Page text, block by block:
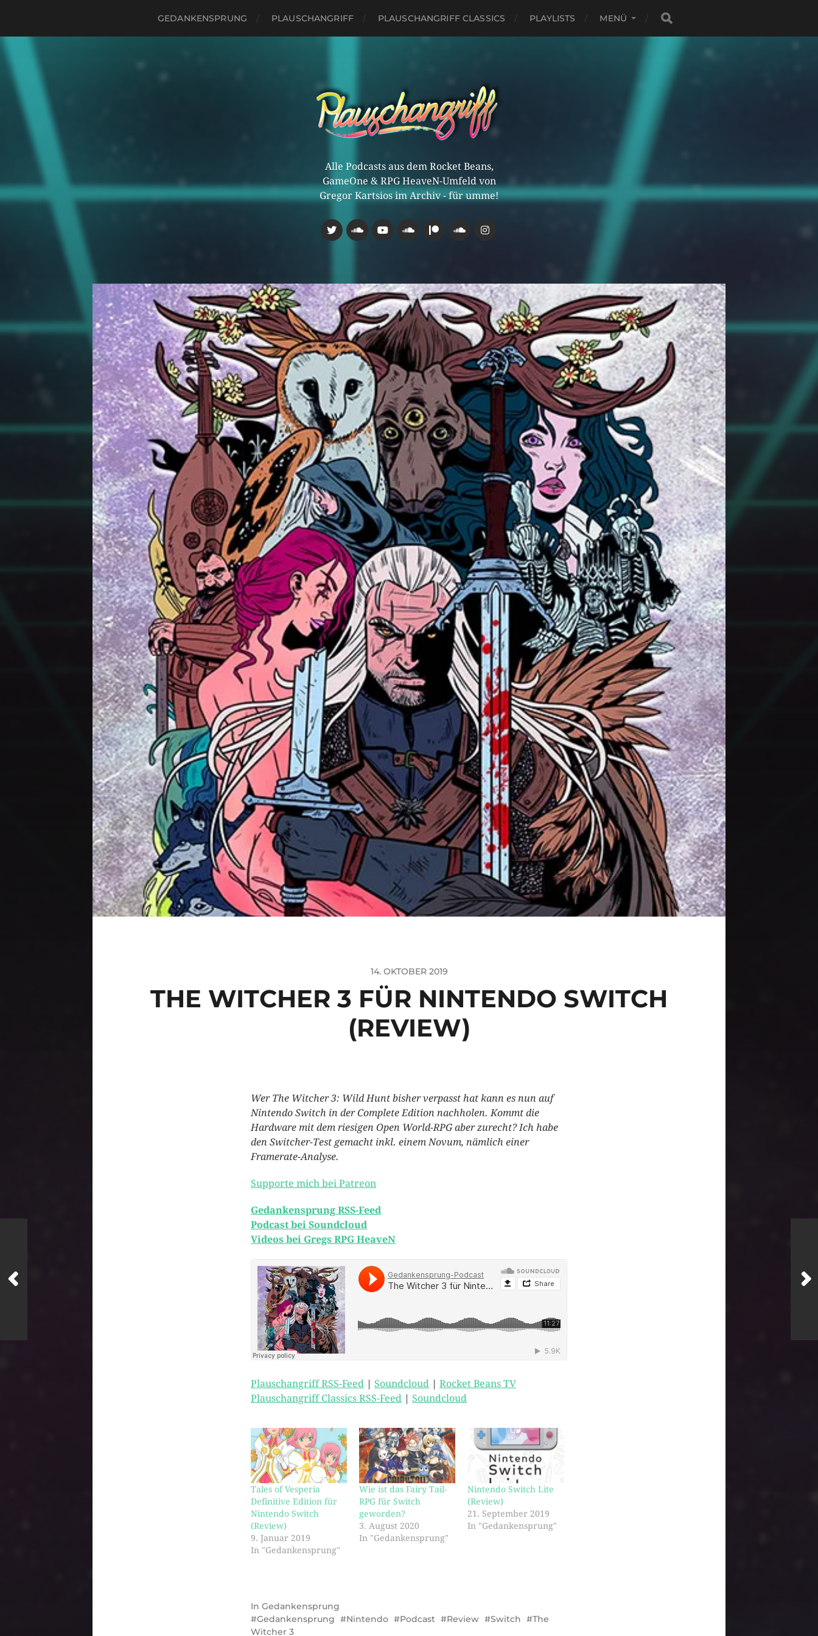
GEDANKENSPRUNG PLAUSCHANGRIFF PLAUSCHANGRIFF CLASSICS PLAYLISTS MENÜ
Alle Podcasts aus dem Rocket Beans,
GameOne & RPG HeaveN-Umfeld von
Gregor Kartsios im Archiv - für umme!
14. OKTOBER 2019
THE WITCHER 3 FÜR NINTENDO SWITCH
(REVIEW)
Wer The Witcher 3: Wild Hunt bisher verpasst hat kann es nun auf
Nintendo Switch in der Complete Edition nachholen. Kommt die
Hardware mit dem riesigen Open World-RPG aber zurecht? Ich habe
den Switcher-Test gemacht inkl. einem Novum, nämlich einer
Framerate-Analyse.
Supporte mich bei Patreon
Gedankensprung RSS-Feed
Podcast bei Soundcloud
Videos bei Gregs RPG HeaveN
Plauschangriff RSS-Feed Soundcloud
Rocket Beans TV
Plauschangriff Classics RSS-Feed
Soundcloud
Tales of Vesperia
Definitive Edition für
Nintendo Switch
(Review)
9. Januar 2019
In "Gedankensprung"
Wie ist das Fairy Tail-
RPG für Switch
geworden?
3. August 2020
In "Gedankensprung"
Nintendo Switch Lite
(Review)
21. September 2019
In "Gedankensprung"
In Gedankensprung
Gedankensprung
Nintendo Podcast Review Switch
The
Witcher 3